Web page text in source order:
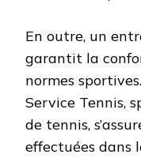
En outre, un
garantit la
normes
Service Tennis,
de tennis,
effectuées dans